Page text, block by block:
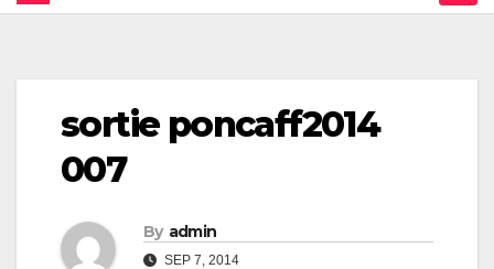
sortie poncaff2014
007
By admin
SEP 7, 2014